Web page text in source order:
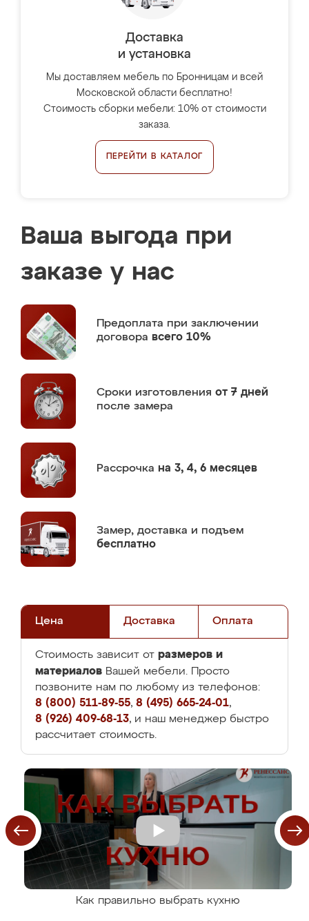
Доставка
и установка
Мы доставляем мебель по Бронницам и всей
Московской области бесплатно!
Стоимость сборки мебели: 10% от стоимости
заказа.
ПЕРЕЙТИ В КАТАЛОГ
Ваша выгода при
заказе у нас
Предоплата при заключении
договора всего 10%
Сроки изготовления от 7 дней
после замера
Рассрочка на 3, 4, 6 месяцев
Замер, доставка и подъем
бесплатно
Цена Доставка Оплата
Стоимость зависит от размеров и
материалов Вашей мебели. Просто
позвоните нам по любому из телефонов:
8 (800) 511-89-55, 8 (495) 665-24-01,
8 (926) 409-68-13, и наш менеджер быстро
рассчитает стоимость.
Как правильно выбрать кухню